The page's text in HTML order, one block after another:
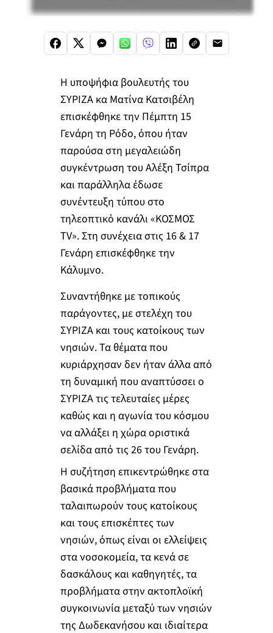
Η υποψήφια βουλευτής του
ΣΥΡΙΖΑ κα Ματίνα Κατσιβέλη
επισκέφθηκε την Πέμπτη 15
Γενάρη τη Ρόδο, όπου ήταν
παρούσα στη μεγαλειώδη
συγκέντρωση του Αλέξη Τσίπρα
και παράλληλα έδωσε
συνέντευξη τύπου στο
τηλεοπτικό κανάλι «ΚΟΣΜΟΣ
TV». Στη συνέχεια στις 16 & 17
Γενάρη επισκέφθηκε την
Κάλυμνο.
Συναντήθηκε με τοπικούς
παράγοντες, με στελέχη του
ΣΥΡΙΖΑ και τους κατοίκους των
νησιών. Τα θέματα που
κυριάρχησαν δεν ήταν άλλα από
τη δυναμική που αναπτύσσει ο
ΣΥΡΙΖΑ τις τελευταίες μέρες
καθώς και η αγωνία του κόσμου
να αλλάξει η χώρα οριστικά
σελίδα από τις 26 του Γενάρη.
Η συζήτηση επικεντρώθηκε στα
βασικά προβλήματα που
ταλαιπωρούν τους κατοίκους
και τους επισκέπτες των
νησιών, όπως είναι οι ελλείψεις
στα νοσοκομεία, τα κενά σε
δασκάλους και καθηγητές, τα
προβλήματα στην ακτοπλοϊκή
συγκοινωνία μεταξύ των νησιών
της Δωδεκανήσου και ιδιαίτερα